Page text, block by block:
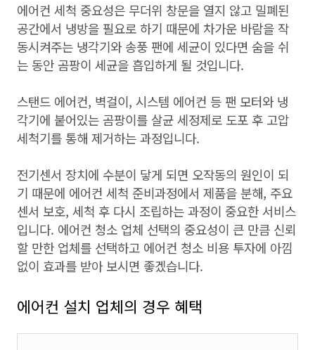
에어컨 세척 중요성은 무더위 창문을 열지 않고 밀폐된
공간에서 냉방을 필요로 하기 때문에 차가운 바람을 작
동시켜주는 냉각기와 송풍 팬에 세균이 있다면 숨을 쉬
는 동안 곰팡이 세균을 흡입하게 될 것입니다.
스탠드 에어컨, 벽걸이, 시스템 에어컨 등 팬 모터와 냉
각기에 붙어있는 곰팡이를 살균 세정제로 도포 후 고압
세척기를 통해 제거하는 과정입니다.
전기센서 장치에 수분이 닿게 되면 오작동의 원인이 되
기 때문에 에어컨 세척 준비과정에서 제품을 분해, 주요
센서 보호, 세척 후 다시 조립하는 과정이 중요한 서비스
입니다. 에어컨 청소 업체 선택의 중요성이 큰 만큼 신뢰
할 만한 업체를 선택하고 에어컨 청소 비용 투자에 아낌
없이 효과를 받아 보시면 좋겠습니다.
에어컨 설치 업체의 경우 혜택